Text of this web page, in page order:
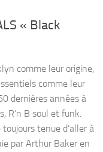
« Black
comme leur origine,
comme leur
dernières années à
R’n B soul et funk.
tenue d’aller à
par Arthur Baker en